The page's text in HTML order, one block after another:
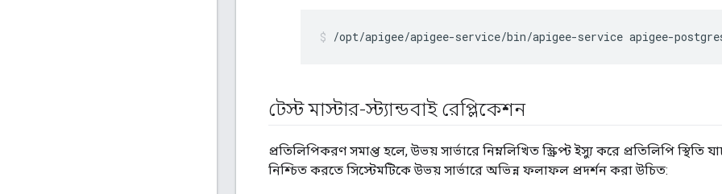
/opt/apigee/apigee-service/bin/apigee-service apigee-
টেস্ট মাস্টার-স্ট্যান্ডবাই রেপ্লিকেশন
প্রতিলিপিকরণ সমাপ্ত হলে, উভয় সার্ভারে নিম্নলিখিত স্ক্রিপ্ট ইস্যু করে প্রতিলিপি
নিশ্চিত করতে সিস্টেমটিকে উভয় সার্ভারে অভিন্ন ফলাফল প্রদর্শন করা উচিত: